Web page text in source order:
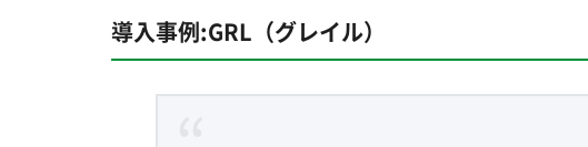
導入事例:GRL（グレイル）